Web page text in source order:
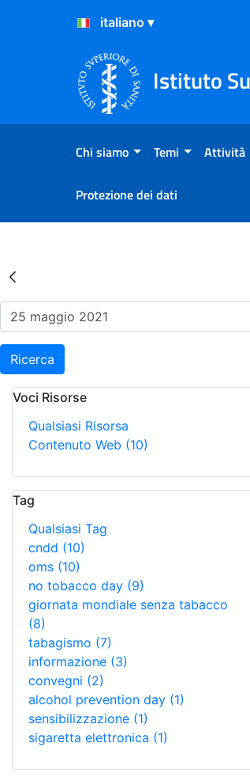
Salta al Contenuto
Salta al Footer
Istituto
Chi siamo Temi Attività
Protezione dei dati
Risultati della
Ricerca
Voci Risorse
Qualsiasi Risorsa
Contenuto Web (10)
Tag
Qualsiasi Tag
cndd (10)
oms (10)
no tobacco day (9)
giornata mondiale senza tabacco
(8)
tabagismo (7)
informazione (3)
convegni (2)
alcohol prevention day (1)
sensibilizzazione (1)
sigaretta elettronica (1)